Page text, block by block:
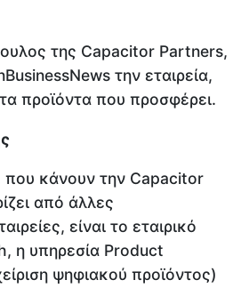
της Capacitor Partners,
την εταιρεία,
προϊόντα που προσφέρει.
που κάνουν την Capacitor
από άλλες
είναι το εταιρικό
η υπηρεσία Product
ψηφιακού προϊόντος)